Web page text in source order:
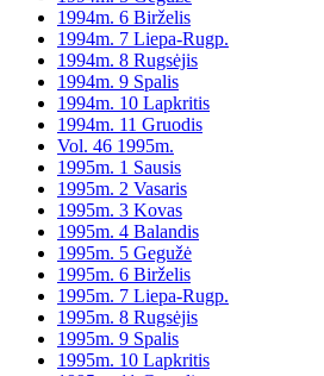
1994m. 6 Birželis
1994m. 7 Liepa-Rugp.
1994m. 8 Rugsėjis
1994m. 9 Spalis
1994m. 10 Lapkritis
1994m. 11 Gruodis
Vol. 46 1995m.
1995m. 1 Sausis
1995m. 2 Vasaris
1995m. 3 Kovas
1995m. 4 Balandis
1995m. 5 Gegužė
1995m. 6 Birželis
1995m. 7 Liepa-Rugp.
1995m. 8 Rugsėjis
1995m. 9 Spalis
1995m. 10 Lapkritis